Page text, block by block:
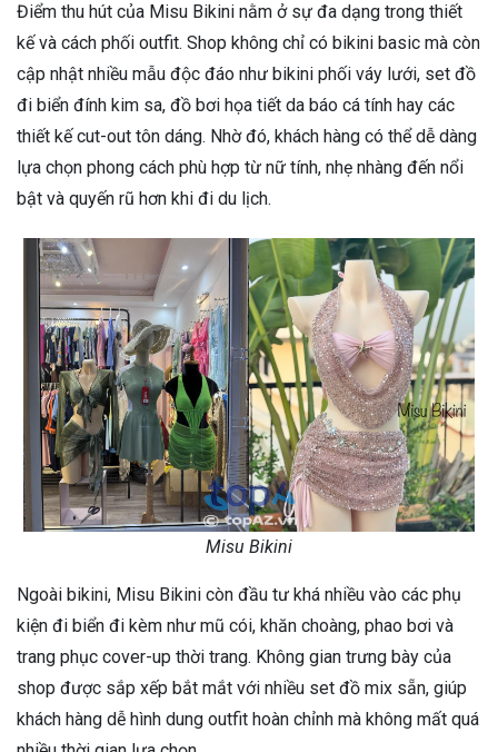
Điểm thu hút của Misu Bikini nằm ở sự đa dạng trong thiết
kế và cách phối outfit. Shop không chỉ có bikini basic mà còn
cập nhật nhiều mẫu độc đáo như bikini phối váy lưới, set đồ
đi biển đính kim sa, đồ bơi họa tiết da báo cá tính hay các
thiết kế cut-out tôn dáng. Nhờ đó, khách hàng có thể dễ dàng
lựa chọn phong cách phù hợp từ nữ tính, nhẹ nhàng đến nổi
bật và quyến rũ hơn khi đi du lịch.
Misu Bikini
Ngoài bikini, Misu Bikini còn đầu tư khá nhiều vào các phụ
kiện đi biển đi kèm như mũ cói, khăn choàng, phao bơi và
trang phục cover-up thời trang. Không gian trưng bày của
shop được sắp xếp bắt mắt với nhiều set đồ mix sẵn, giúp
khách hàng dễ hình dung outfit hoàn chỉnh mà không mất quá